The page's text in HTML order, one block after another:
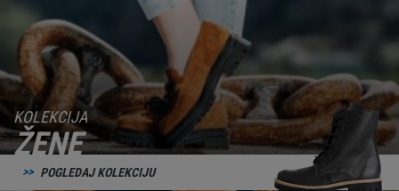
KOLEKCIJA
ŽENE
POGLEDAJ KOLEKCIJU